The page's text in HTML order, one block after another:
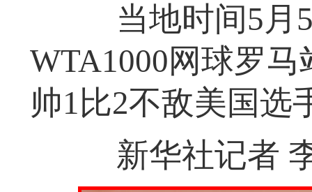
当地时间5月5
WTA1000网球罗
帅1比2不敌美国选
新华社记者